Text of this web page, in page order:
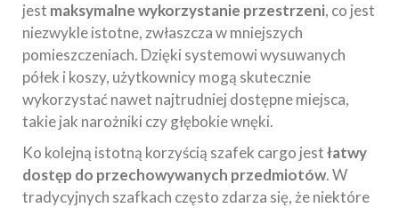
jest maksymalne wykorzystanie przestrzeni, co jest
niezwykle istotne, zwłaszcza w mniejszych
pomieszczeniach. Dzięki systemowi wysuwanych
półek i koszy, użytkownicy mogą skutecznie
wykorzystać nawet najtrudniej dostępne miejsca,
takie jak narożniki czy głębokie wnęki.
Ko kolejną istotną korzyścią szafek cargo jestłatwy
dostęp do przechowywanych przedmiotów. W
tradycyjnych szafkach często zdarza się, że niektóre